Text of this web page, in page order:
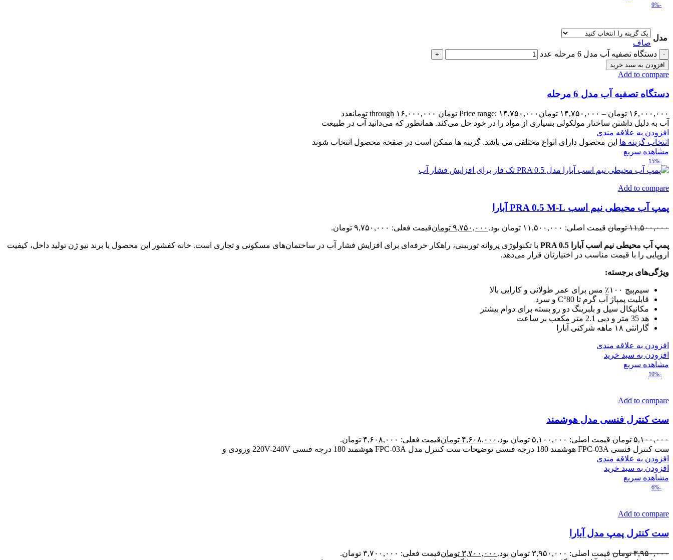
-9%
مدل
صاف
دستگاه تصفیه آب مدل 6 مرحله عدد
افزودن به سبد خرید
Add to compare
دستگاه تصفیه آب مدل 6 مرحله
۱۶,۰۰۰,۰۰۰ تومان – ۱۴,۷۵۰,۰۰۰ تومان Price range: ۱۴,۷۵۰,۰۰۰ تومان through ۱۶,۰۰۰,۰۰۰ تومان
عدد
آب به دلیل داشتن ساختار مولکولی بسیاری از مواد را در خود حل می‌کند. همانطور که می‌دانید آب در طبیعت
افزودن به علاقه مندی
انتخاب گزینه ها این محصول دارای انواع مختلفی می باشد. گزینه ها ممکن است در صفحه محصول انتخاب شوند
مشاهده سریع
-15%
Add to compare
پمپ آب محیطی نیم اسب PRA 0.5 M-L آبارا
۱۱,۵۰۰,۰۰۰ تومان قیمت اصلی: ۱۱,۵۰۰,۰۰۰ تومان بود. ۹,۷۵۰,۰۰۰ تومانقیمت فعلی: ۹,۷۵۰,۰۰۰ تومان.
پمپ آب محیطی نیم اسب آبارا PRA 0.5
با تکنولوژی پروانه توربینی، راهکار حرفه‌ای برای افزایش فشار آب در ساختمان‌های مسکونی و تجاری است. خانه کفشور این محصول با برند نیو ژن تولید داخل، کیفیت
اروپایی را با قیمت مناسب در اختیارتان قرار می‌دهد.
ویژگی‌های برجسته:
سیم‌پیچ ۱۰۰٪ مس برای عمر طولانی و کارایی بالا
قابلیت پمپاژ آب گرم تا 80°
C و سرد
مکانیکال سیل و بلبرینگ دو رو بسته برای دوام بیشتر
هد 35 متر و دبی 2.1 متر مکعب بر ساعت
گارانتی ۱۸ ماهه شرکتی آبارا
افزودن به علاقه مندی
افزودن به سبد خرید
مشاهده سریع
-10%
Add to compare
ست کنترل فنسی مدل هوشمند
۵,۱۰۰,۰۰۰ تومان قیمت اصلی: ۵,۱۰۰,۰۰۰ تومان بود. ۴,۶۰۸,۰۰۰ تومانقیمت فعلی: ۴,۶۰۸,۰۰۰ تومان.
ست کنترل فنسی FPC-03A هوشمند 180 درجه فنسی توضیحات ست کنترل مدل FPC-03A هوشمند 180 درجه فنسی 220V-240V ورودی و
افزودن به علاقه مندی
افزودن به سبد خرید
مشاهده سریع
-6%
Add to compare
ست کنترل پمپ مدل آبارا
۳,۹۵۰,۰۰۰ تومان قیمت اصلی: ۳,۹۵۰,۰۰۰ تومان بود. ۳,۷۰۰,۰۰۰ تومانقیمت فعلی: ۳,۷۰۰,۰۰۰ تومان.